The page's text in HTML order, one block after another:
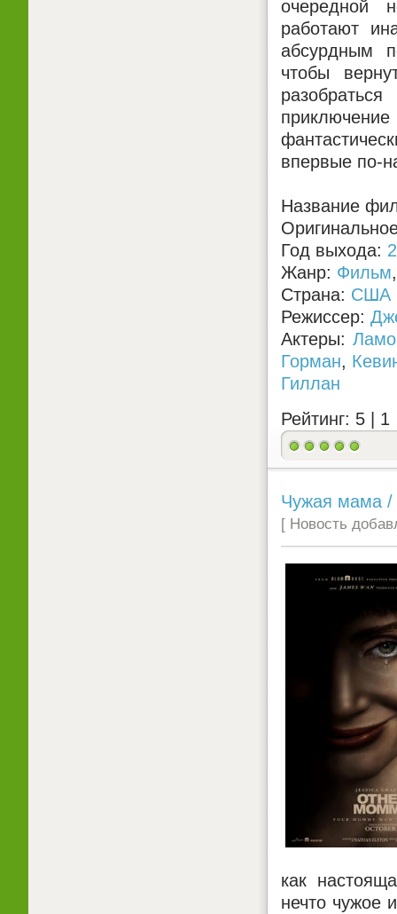
очередной
работают
абсурдным
чтобы
впервые по-
Название
Год выхода:
Жанр: Фильм
Страна: США
Режиссер:
Актеры:
Горман,
Гиллан
Рейтинг: 5 | 1
Чужая мама /
[ Новость
как
нечто чужое